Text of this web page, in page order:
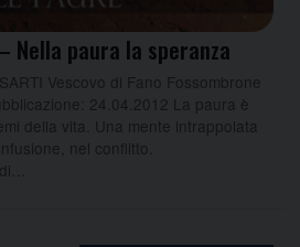
Nella paura la speranza
Vescovo di Fano Fossombrone
24.04.2012 La paura è
della vita. Una mente intrappolata
nel conflitto.